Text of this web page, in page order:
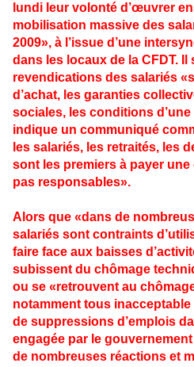
lundi leur volonté d’œuvrer
mobilisation massive des
2009», à l’issue d’une
dans les locaux de la CFDT. Il
revendications des salariés
d’achat, les garanties
sociales, les conditions
indique un communiqué
les salariés, les retraités, les
sont les premiers à payer
pas responsables».
Alors que «dans de
salariés sont contraints
faire face aux baisses
subissent du chômage
ou se «retrouvent au
notamment tous
de suppressions d’emplois
engagée par le
de nombreuses réactions et